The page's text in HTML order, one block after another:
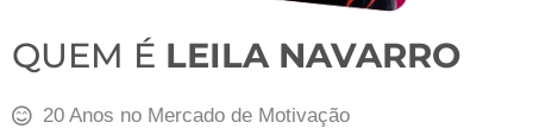
QUEM É LEILA NAVARRO
20 Anos no Mercado de Motivação